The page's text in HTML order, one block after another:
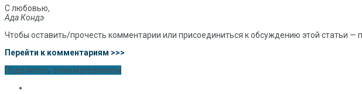
С любовью,
Ада Кондэ
Чтобы оставить/прочесть комментарии или присоединиться к обсуждению этой статьи —
Перейти к комментариям >>>
Поделитесь этим материалом